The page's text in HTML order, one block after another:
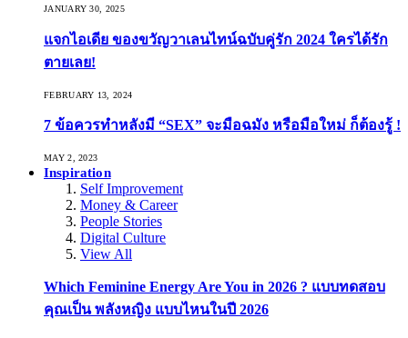
JANUARY 30, 2025
แจกไอเดีย ของขวัญวาเลนไทน์ฉบับคู่รัก 2024 ใครได้รัก
ตายเลย!
FEBRUARY 13, 2024
7 ข้อควรทำหลังมี “SEX” จะมือฉมัง หรือมือใหม่ ก็ต้องรู้ !
MAY 2, 2023
Inspiration
Self Improvement
Money & Career
People Stories
Digital Culture
View All
Which Feminine Energy Are You in 2026 ? แบบทดสอบ
คุณเป็น พลังหญิง แบบไหนในปี 2026